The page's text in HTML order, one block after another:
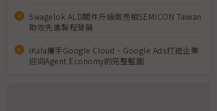
Swagelok ALD閥件升級版亮相SEMICON Taiwan
助攻先進製程發展
iKala攜手Google Cloud、Google Ads打造企業
迎向Agent Economy的完整藍圖